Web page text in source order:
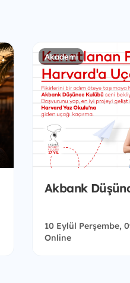
Akademi
Akbank
10 Eylül Perşembe,
Online